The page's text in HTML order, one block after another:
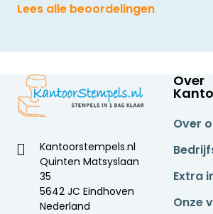
Lees alle beoordelingen
Kantoorstempels.nl
Quinten Matsyslaan
35
5642 JC Eindhoven
Nederland
Over
Over
Extra
Onze